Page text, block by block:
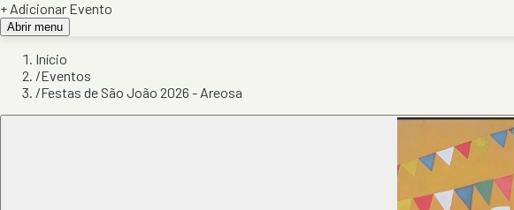
+ Adicionar Evento
Abrir menu
Início
/Eventos
/Festas de São João 2026 - Areosa